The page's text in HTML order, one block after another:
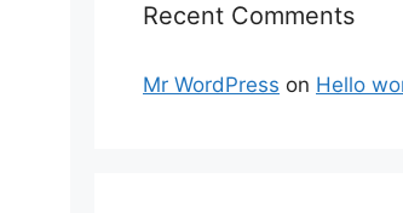
Recent Comments
Mr WordPress on Hello